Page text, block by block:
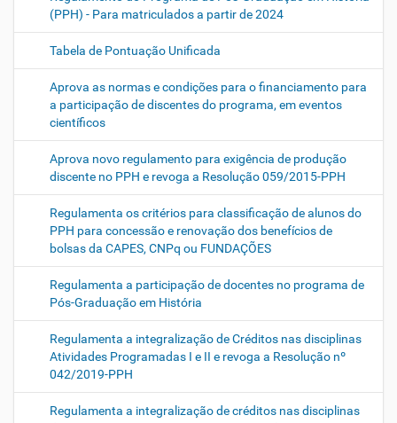
(PPH) - Para matriculados a partir de 2024
Tabela de Pontuação Unificada
Aprova as normas e condições para o financiamento para
a participação de discentes do programa, em eventos
científicos
Aprova novo regulamento para exigência de produção
discente no PPH e revoga a Resolução 059/2015-PPH
Regulamenta os critérios para classificação de alunos do
PPH para concessão e renovação dos benefícios de
bolsas da CAPES, CNPq ou FUNDAÇÕES
Regulamenta a participação de docentes no programa de
Pós-Graduação em História
Regulamenta a integralização de Créditos nas disciplinas
Atividades Programadas I e II e revoga a Resolução nº
042/2019-PPH
Regulamenta a integralização de créditos nas disciplinas